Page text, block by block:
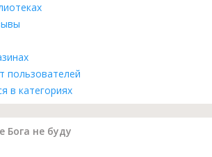
пользователей
в категориях
Бога не буду